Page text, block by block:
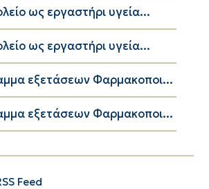
ως εργαστήρι υγεία...
ως εργαστήρι υγεία...
εξετάσεων Φαρμακοποι...
εξετάσεων Φαρμακοποι...
Feed